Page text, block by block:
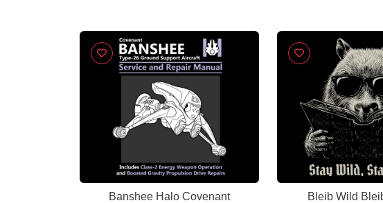
Banshee Halo Covenant
Bleib Wild